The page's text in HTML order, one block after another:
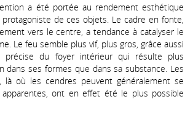
a été portée au rendement esthétique
de ces objets. Le cadre en fonte,
vers le centre, a tendance à catalyser le
Le feu semble plus vif, plus gros, grâce aussi
précise du foyer intérieur qui résulte plus
dans ses formes que dans sa substance. Les
là où les cendres peuvent généralement se
ont en effet été le plus possible